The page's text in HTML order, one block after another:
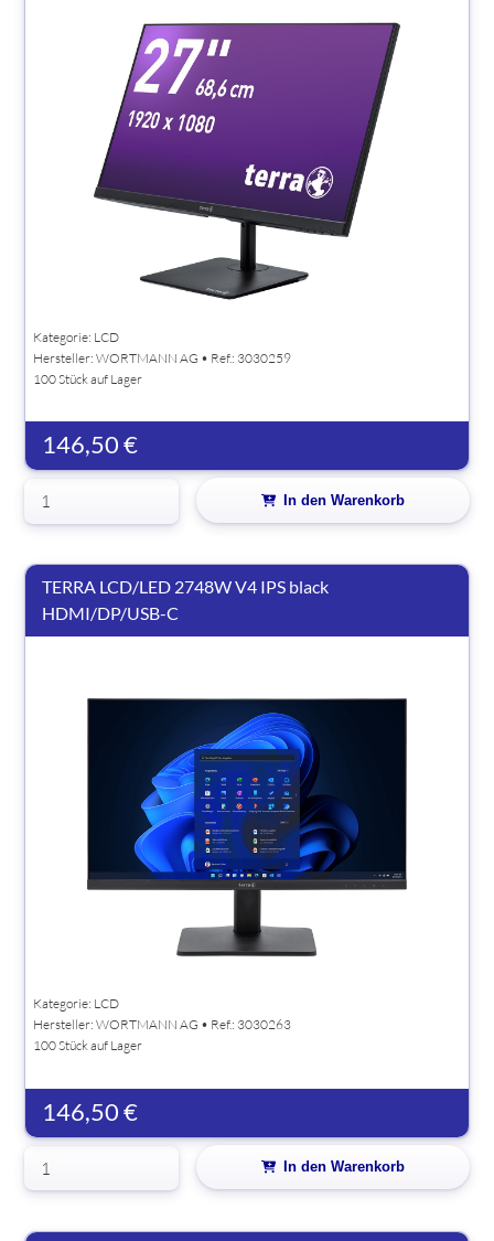
Kategorie: LCD
Hersteller:WORTMANN AG • Ref.: 3030259
100 Stück auf Lager
146,50 €
In den Warenkorb
TERRA LCD/LED 2748W V4 IPS black
HDMI/DP/USB-C
Kategorie: LCD
Hersteller:WORTMANN AG • Ref.: 3030263
100 Stück auf Lager
146,50 €
In den Warenkorb